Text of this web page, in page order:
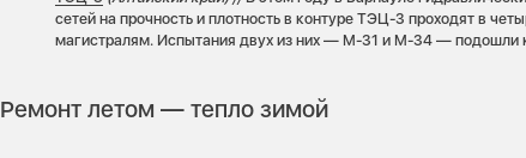
сетей на прочность и плотность в контуре ТЭЦ-3 проходят в
магистралям. Испытания двух из них — М-31 и М-34 — подошли
Ремонт летом — тепло зимой